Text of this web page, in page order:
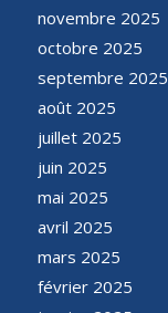
novembre 2025
octobre 2025
septembre 2025
août 2025
juillet 2025
juin 2025
mai 2025
avril 2025
mars 2025
février 2025